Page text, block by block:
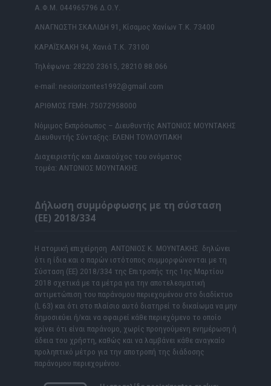
Α.Φ.Μ. 044965796 Δ.Ο.Υ.
ΑΝΑΓΝΩΣΤΗ ΣΚΑΛΙΔΗ 91, Κίσαμος Χανίων Τ.Κ. 73400
ΚΑΡΑΪΣΚΑΚΗ 94, Χανιά Τ.Κ. 73100
Τηλέφωνα: 28220 23615, 28210 88.066
e-mail: neoiorizontes1992@gmail.com
ΑΡΙΘΜΟΣ ΓΕΜΗ: 75072958000
Νόμιμος Εκπρόσωπος – Διευθυντής ΑΝΤΩΝΙΟΣ ΜΟΥΝΤΑΚΗΣ
Διευθυντής Σύνταξης: ΕΛΕΝΗ ΤΟΥΛΟΥΠΑΚΗ
Διαχειριστής και Δικαιούχος του ονόματος
τομέα: ΑΝΤΩΝΙΟΣ ΜΟΥΝΤΑΚΗΣ
Δήλωση συμμόρφωσης με τη σύσταση
(ΕΕ) 2018/334
Η ατομική επιχείρηση ΑΝΤΩΝΙΟΣ Κ. ΜΟΥΝΤΑΚΗΣ δηλώνει
ότι η ίδια και ο παρών ιστότοπος συμμορφώνονται με τη
Σύσταση (ΕΕ) 2018/334 της Επιτροπής της 1ης Μαρτίου
2018 σχετικά με τα μέτρα για την αποτελεσματική
αντιμετώπιση του παράνομου περιεχομένου στο διαδίκτυο
(L 63) και ότι στο πλαίσιο αυτό διατηρεί το δικαίωμα να μην
δημοσιεύει ή/και να αφαιρεί κάθε περιεχόμενο το οποίο
κρίνει ότι είναι παράνομο, χωρίς προηγούμενη ενημέρωση ή
άδεια του χρήστη, καθώς και να λαμβάνει κάθε αναγκαίο
προληπτικό μέτρο για την αποτροπή της διάδοσης
παράνομου περιεχομένου.